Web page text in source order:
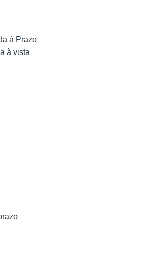
à Prazo
à vista